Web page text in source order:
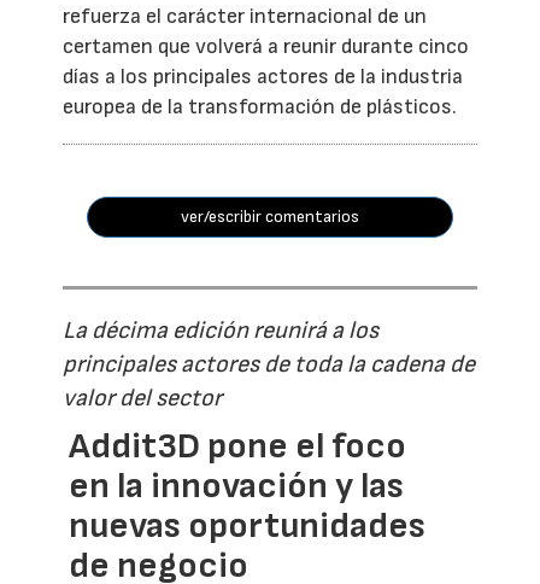
refuerza el carácter internacional de un
certamen que volverá a reunir durante cinco
días a los principales actores de la industria
europea de la transformación de plásticos.
ver/escribir comentarios
La décima edición reunirá a los
principales actores de toda la cadena de
valor del sector
Addit3D pone el foco
en la innovación y las
nuevas oportunidades
de negocio